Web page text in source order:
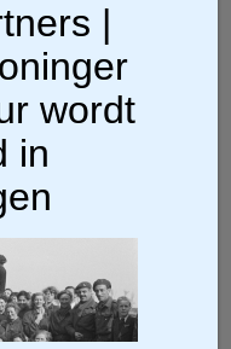
|
wordt
in